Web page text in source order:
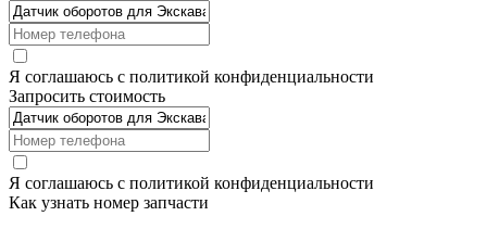
Я соглашаюсь с политикой конфиденциальности
Запросить стоимость
Я соглашаюсь с политикой конфиденциальности
Как узнать номер запчасти